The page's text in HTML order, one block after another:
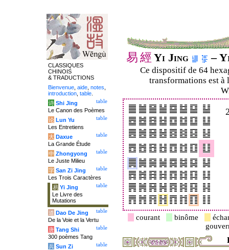
易經 Yi Jing –
Ce dispositif de 64
transformations est à
courant binôme
CLASSIQUES
CHINOIS
& TRADUCTIONS
Bienvenue aide notes
introduction table
table
诗 Shi Jing
Le Canon des Poèmes
table
论 Lun Yu
Les Entretiens
table
大 Daxue
La Grande Étude
table
中 Zhongyong
Le Juste Milieu
table
字 San Zi Jing
Les Trois Caractères
table
易 Yi Jing
Le Livre des
Mutations
table
道 Dao De Jing
De la Voie et la Vertu
table
唐 Tang Shi
300 poèmes Tang
table
兵 Sun Zi